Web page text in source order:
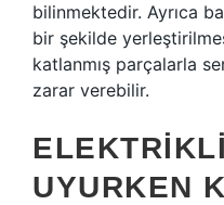
bilinmektedir. Ayrıca
bir şekilde
katlanmış parçalarla
zarar verebilir.
UYURKEN